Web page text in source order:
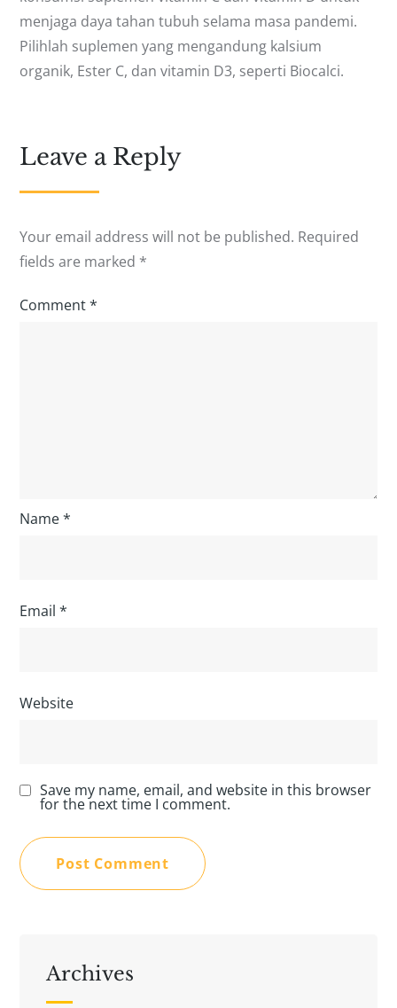
menjaga daya tahan tubuh selama masa pandemi.
Pilihlah suplemen yang mengandung kalsium
organik, Ester C, dan vitamin D3, seperti Biocalci.
Leave a Reply
Your email address will not be published. Required
fields are marked *
Comment*
Name*
Email*
Website
Save my name, email, and website in this browser
for the next time I comment.
Archives